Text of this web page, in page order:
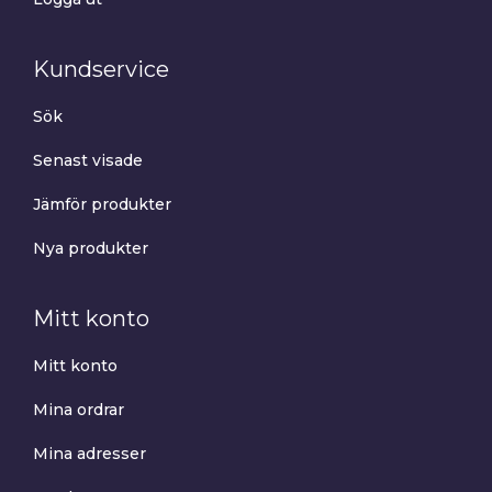
Kundservice
Sök
Senast visade
Jämför produkter
Nya produkter
Mitt konto
Mitt konto
Mina ordrar
Mina adresser